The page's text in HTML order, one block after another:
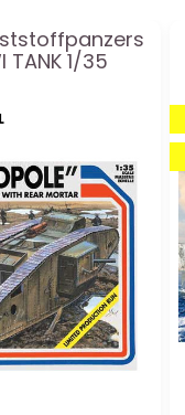
TANK 1/35